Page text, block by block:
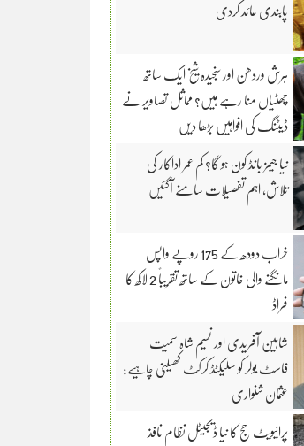
پابندی عائد کردی
ہرش وردھن اور سنجیدہ شیخ ایک ساتھ
چھٹیاں منا رہے ہیں؟ مماثل تصاویر نے
ڈیٹنگ کی افواہیں بڑھا دیں
نیا جیمز بانڈ کون ہو گا؟ کم عمر اداکار کی
تلاش، اہم تفصیلات سامنے آگئیں
خراب دودھ کے 175 روپے واپس
مانگنے والی خاتون کے ساتھ تقریباً 2 لاکھ کا
فراڈ
شاہین آفریدی اور نسیم شاہ سمیت
فاسٹ بولر کو سلیکٹڈ کرکٹ کھیلنی چاہیے:
عثمان شنواری
پرائیویٹ حج کا نیا ڈیجیٹل نظام نافذ